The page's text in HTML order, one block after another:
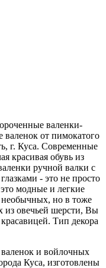
валенки-
валенок от пимокатого
г. Куса. Современные
красивая обувь из
ручной валки с
- это не просто
модные и легкие
но в тоже
из овечьей шерсти, Вы
Тип декора
и войлочных
Куса, изготовлены